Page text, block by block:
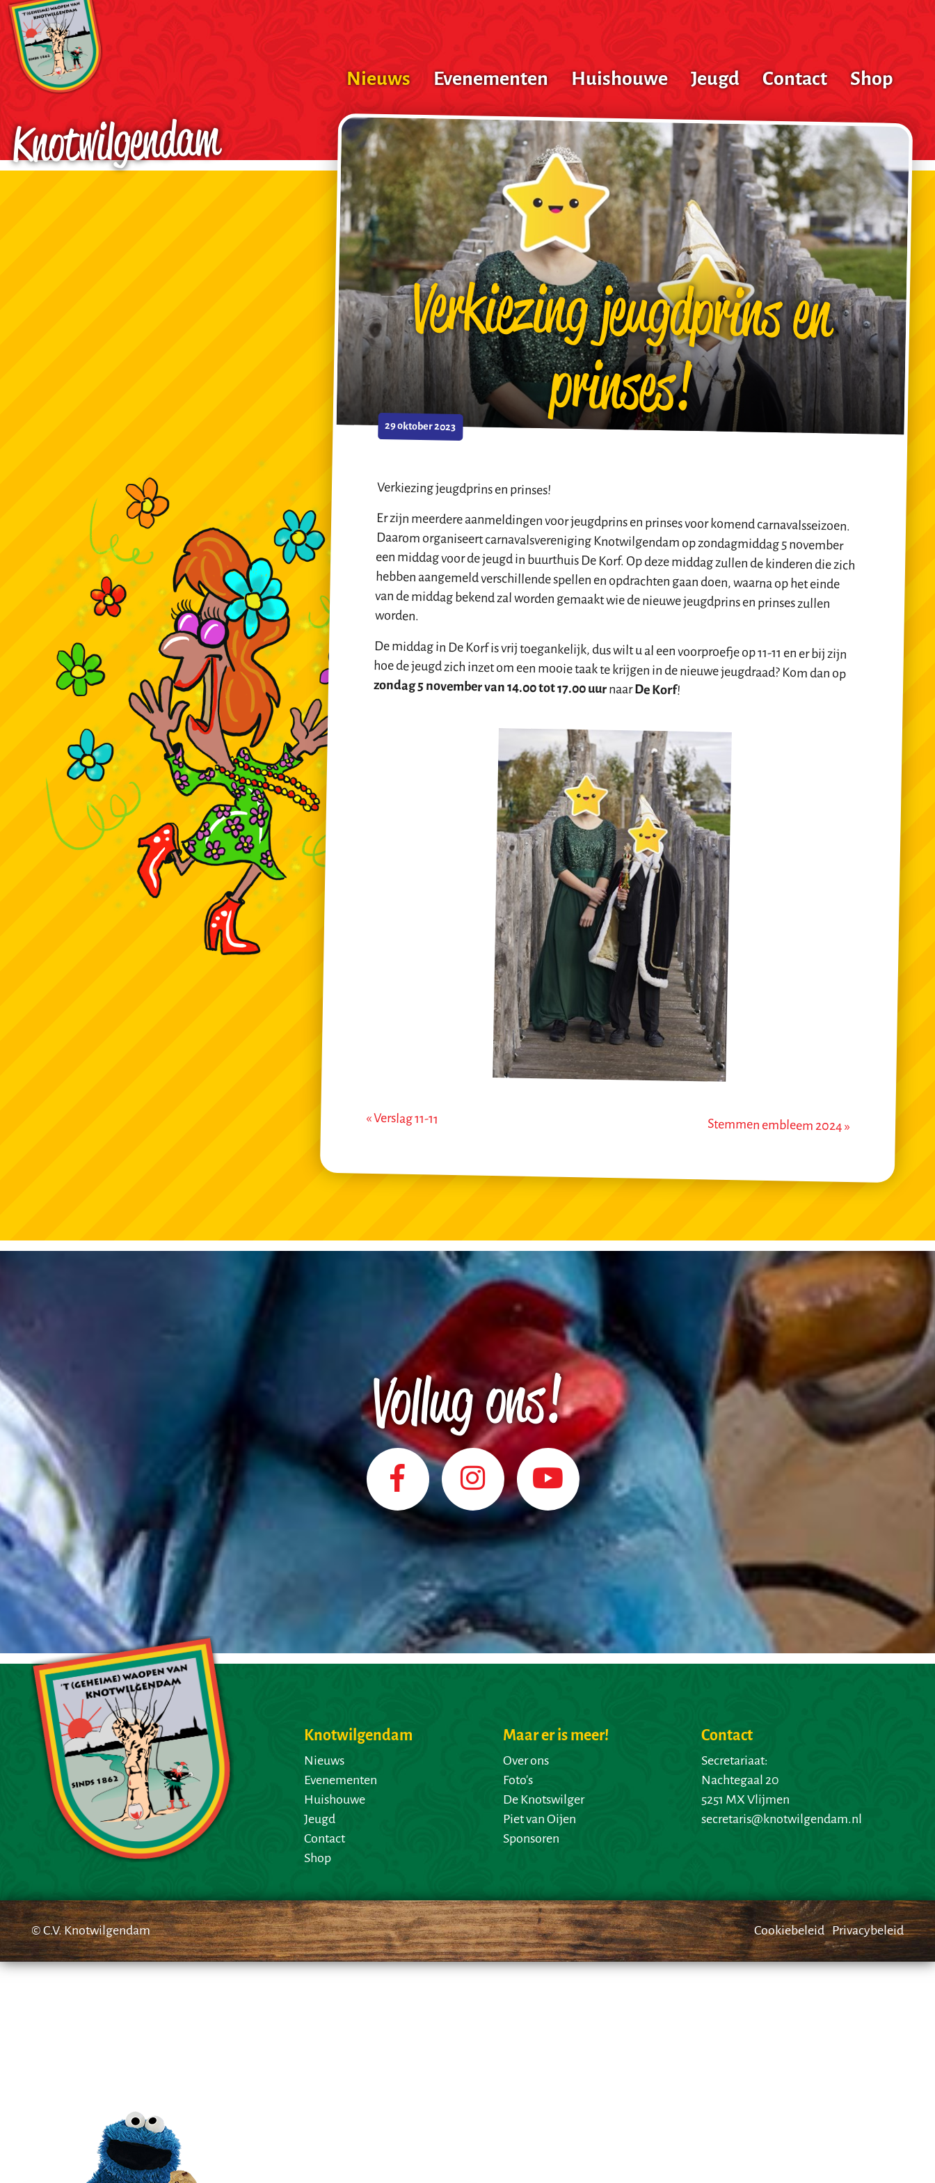
Knotwilgendam
Nieuws Evenementen Huishouwe Jeugd Contact Shop
Verkiezing jeugdprins en
prinses!
29 oktober 2023
Verkiezing jeugdprins en prinses!
Er zijn meerdere aanmeldingen voor jeugdprins en prinses voor komend carnavalsseizoen.
Daarom organiseert carnavalsvereniging Knotwilgendam op zondagmiddag 5 november
een middag voor de jeugd in buurthuis De Korf. Op deze middag zullen de kinderen die zich
hebben aangemeld verschillende spellen en opdrachten gaan doen, waarna op het einde
van de middag bekend zal worden gemaakt wie de nieuwe jeugdprins en prinses zullen
worden.
De middag in De Korf is vrij toegankelijk, dus wilt u al een voorproefje op 11-11 en er bij zijn
hoe de jeugd zich inzet om een mooie taak te krijgen in de nieuwe jeugdraad? Kom dan op
zondag 5 november van 14.00 tot 17.00 uurnaarDe Korf!
« Verslag 11-11 Stemmen embleem 2024 »
Vollug ons!
Knotwilgendam
Nieuws
Evenementen
Huishouwe
Jeugd
Contact
Shop
Maar er is meer!
Over ons
Foto's
De Knotswilger
Piet van Oijen
Sponsoren
Contact
Secretariaat:
Nachtegaal 20
5251 MX Vlijmen
secretaris@knotwilgendam.nl
© C.V. Knotwilgendam Cookiebeleid Privacybeleid